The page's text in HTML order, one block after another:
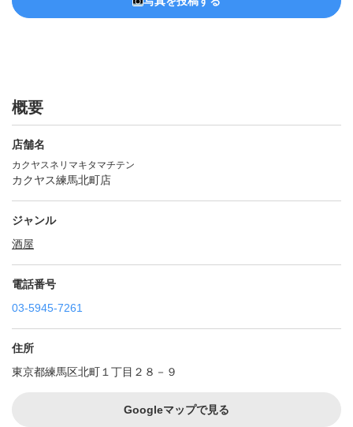
概要
店舗名
カクヤスネリマキタマチテン
カクヤス練馬北町店
ジャンル
酒屋
電話番号
03-5945-7261
住所
東京都練馬区北町１丁目２８－９
Googleマップで見る